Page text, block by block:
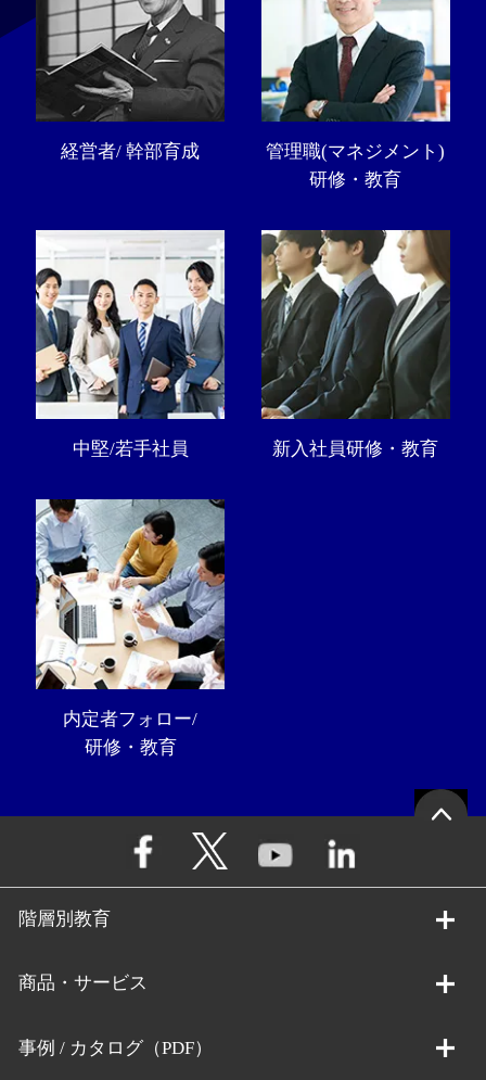
経営者/ 幹部育成
管理職(マネジメント)
研修・教育
中堅/若手社員 新入社員研修・教育
内定者フォロー/
研修・教育
階層別教育
商品・サービス
事例 / カタログ（PDF）